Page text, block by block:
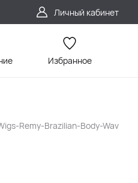
Личный кабинет
Избранное
Remy-Brazilian-Body-Wav